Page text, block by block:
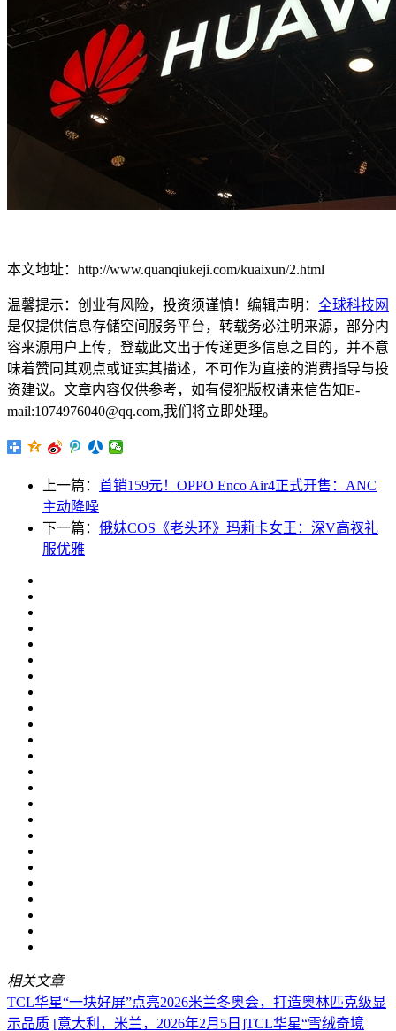
本文地址：http://www.quanqiukeji.com/kuaixun/2.html
温馨提示：创业有风险，投资须谨慎！编辑声明： 全球科技网
是仅提供信息存储空间服务平台，转载务必注明来源，部分内
容来源用户上传，登载此文出于传递更多信息之目的，并不意
味着赞同其观点或证实其描述，不可作为直接的消费指导与投
资建议。文章内容仅供参考，如有侵犯版权请来信告知E-
mail:1074976040@qq.com,我们将立即处理。
上一篇： 首销159元！OPPO Enco Air4正式开售：ANC
主动降噪
下一篇： 俄妹COS《老头环》玛莉卡女王：深V高衩礼
服优雅
相关文章
TCL华星“一块好屏”点亮2026米兰冬奥会，打造奥林匹克级显
示品质 [意大利，米兰，2026年2月5日]TCL华星“雪绒奇境